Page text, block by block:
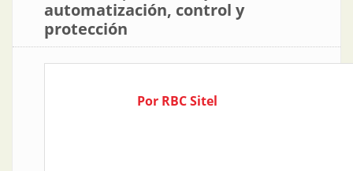
automatización, control y
protección
Por RBC Sitel